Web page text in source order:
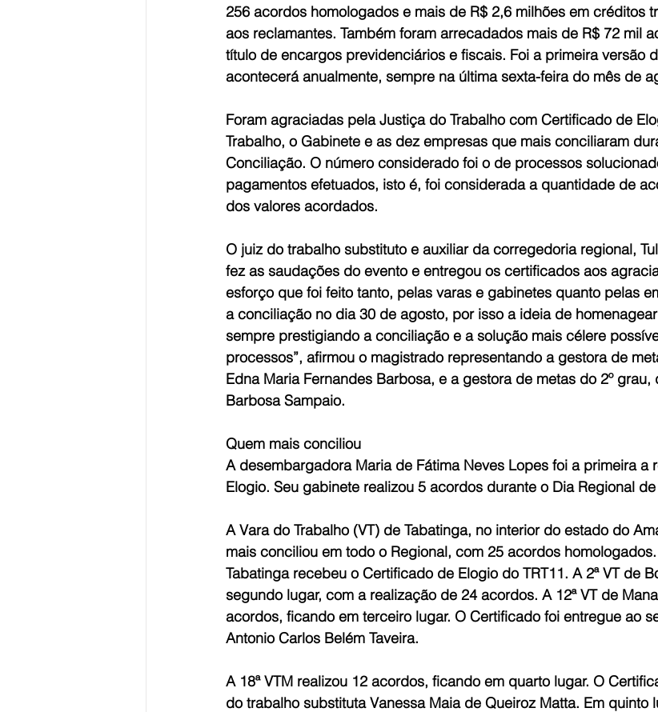
256 acordos homologados e mais de R$ 2,6 milhões em créditos
aos reclamantes. Também foram arrecadados mais de R$ 72 mil
título de encargos previdenciários e fiscais. Foi a primeira versão
acontecerá anualmente, sempre na última sexta-feira do mês de
Foram agraciadas pela Justiça do Trabalho com Certificado de
Trabalho, o Gabinete e as dez empresas que mais conciliaram
Conciliação. O número considerado foi o de processos
pagamentos efetuados, isto é, foi considerada a quantidade de
dos valores acordados.
O juiz do trabalho substituto e auxiliar da corregedoria regional,
fez as saudações do evento e entregou os certificados aos
esforço que foi feito tanto, pelas varas e gabinetes quanto pelas
a conciliação no dia 30 de agosto, por isso a ideia de
sempre prestigiando a conciliação e a solução mais célere
processos”, afirmou o magistrado representando a gestora de
Edna Maria Fernandes Barbosa, e a gestora de metas do 2º
Barbosa Sampaio.
Quem mais conciliou
A desembargadora Maria de Fátima Neves Lopes foi a primeira a
Elogio. Seu gabinete realizou 5 acordos durante o Dia Regional
A Vara do Trabalho (VT) de Tabatinga, no interior do estado do
mais conciliou em todo o Regional, com 25 acordos
Tabatinga recebeu o Certificado de Elogio do TRT11. A 2ª VT de
segundo lugar, com a realização de 24 acordos. A 12ª VT de
acordos, ficando em terceiro lugar. O Certificado foi entregue ao
Antonio Carlos Belém Taveira.
A 18ª VTM realizou 12 acordos, ficando em quarto lugar. O
do trabalho substituta Vanessa Maia de Queiroz Matta. Em quinto